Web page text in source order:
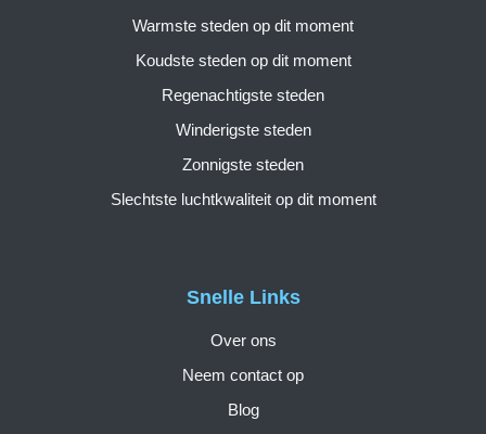
Snelle Links
Over ons
Neem contact op
Blog
Warmste steden op dit moment
Koudste steden op dit moment
Regenachtigste steden
Winderigste steden
Zonnigste steden
Slechtste luchtkwaliteit op dit moment